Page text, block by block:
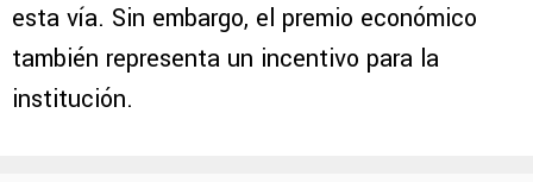
esta vía. Sin embargo, el premio económico
también representa un incentivo para la
institución.